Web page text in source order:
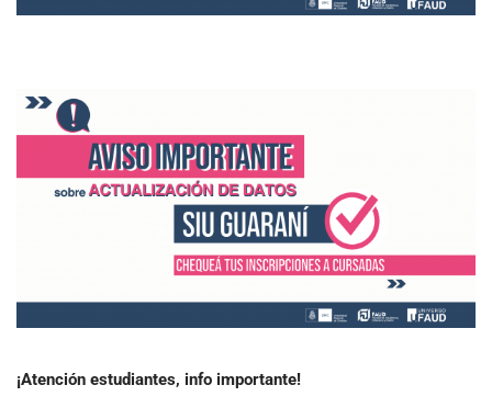
¡Atención estudiantes, info importante!